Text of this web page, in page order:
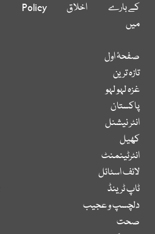
کے بارے
میں
اخلاق
Policy
صفحۂ اول
تازہ ترین
غزہ لہو لہو
پاکستان
انٹر نیشنل
کھیل
انٹرٹینمنٹ
لائف اسٹائل
ٹاپ ٹرینڈ
دلچسپ و عجیب
صحت